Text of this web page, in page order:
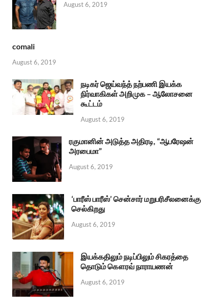
August 6, 2019
comali
August 6, 2019
நடிகர் ஜெய்வந்த் நற்பணி இயக்க
நிர்வாகிகள் அறிமுக – ஆலோசனை
கூட்டம்
August 6, 2019
ரகுமானின் அடுத்த அதிரடி, “ஆபரேஷன்
அரபைமா”
August 6, 2019
‘பாரீஸ் பாரீஸ்’ சென்சார் மறுபரிசீலனைக்கு
செல்கிறது
August 6, 2019
இயக்கதிலும் நடிப்பிலும் சிகரத்தை
தொடும் கௌரவ் நாராயணன்
August 6, 2019